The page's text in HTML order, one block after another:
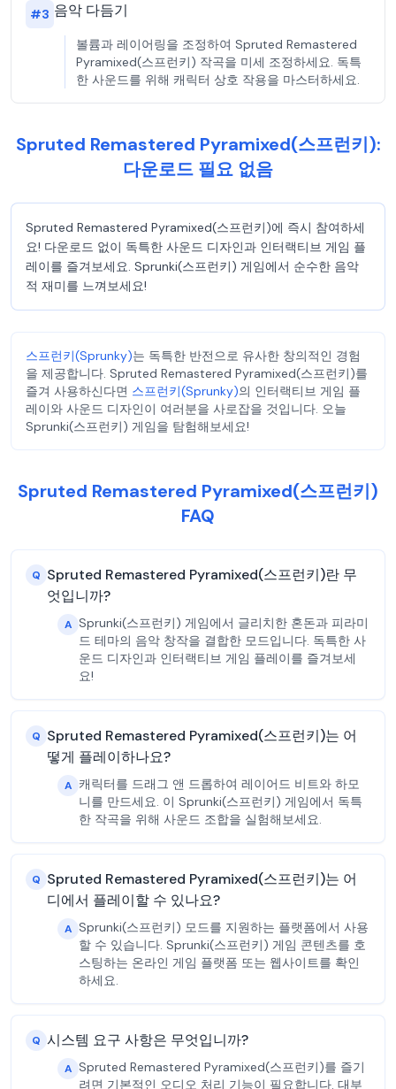
#3 음악 다듬기
볼륨과 레이어링을 조정하여 Spruted Remastered
Pyramixed(스프런키) 작곡을 미세 조정하세요. 독특
한 사운드를 위해 캐릭터 상호 작용을 마스터하세요.
Spruted Remastered Pyramixed(스프런키):
다운로드 필요 없음
Spruted Remastered Pyramixed(스프런키)에 즉시 참여하세
요! 다운로드 없이 독특한 사운드 디자인과 인터랙티브 게임 플
레이를 즐겨보세요. Sprunki(스프런키) 게임에서 순수한 음악
적 재미를 느껴보세요!
스프런키(Sprunky)는 독특한 반전으로 유사한 창의적인 경험
을 제공합니다. Spruted Remastered Pyramixed(스프런키)를
즐겨 사용하신다면 스프런키(Sprunky)의 인터랙티브 게임 플
레이와 사운드 디자인이 여러분을 사로잡을 것입니다. 오늘
Sprunki(스프런키) 게임을 탐험해보세요!
Spruted Remastered Pyramixed(스프런키)
FAQ
Q Spruted Remastered Pyramixed(스프런키)란 무
엇입니까?
A Sprunki(스프런키) 게임에서 글리치한 혼돈과 피라미
드 테마의 음악 창작을 결합한 모드입니다. 독특한 사
운드 디자인과 인터랙티브 게임 플레이를 즐겨보세
요!
Q Spruted Remastered Pyramixed(스프런키)는 어
떻게 플레이하나요?
A 캐릭터를 드래그 앤 드롭하여 레이어드 비트와 하모
니를 만드세요. 이 Sprunki(스프런키) 게임에서 독특
한 작곡을 위해 사운드 조합을 실험해보세요.
Q Spruted Remastered Pyramixed(스프런키)는 어
디에서 플레이할 수 있나요?
A Sprunki(스프런키) 모드를 지원하는 플랫폼에서 사용
할 수 있습니다. Sprunki(스프런키) 게임 콘텐츠를 호
스팅하는 온라인 게임 플랫폼 또는 웹사이트를 확인
하세요.
Q 시스템 요구 사항은 무엇입니까?
A Spruted Remastered Pyramixed(스프런키)를 즐기
려면 기본적인 오디오 처리 기능이 필요합니다. 대부